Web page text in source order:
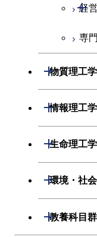
経
開閉
専
物質理工
開閉
材
開閉
専
情報理工
開閉
数
開閉
専
生命理工
開閉
生開閉
環境・社
開閉
建
開閉
教養科目群
開閉